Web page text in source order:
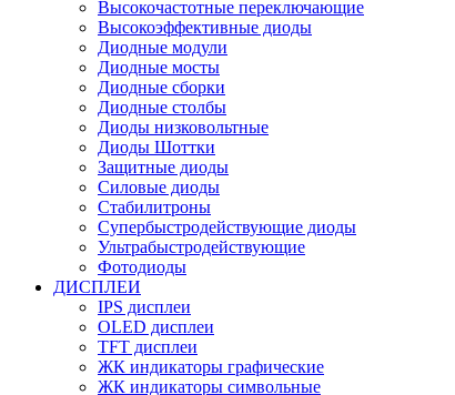
Высокочастотные переключающие
Высокоэффективные диоды
Диодные модули
Диодные мосты
Диодные сборки
Диодные столбы
Диоды низковольтные
Диоды Шоттки
Защитные диоды
Силовые диоды
Стабилитроны
Супербыстродействующие диоды
Ультрабыстродействующие
Фотодиоды
ДИСПЛЕИ
IPS дисплеи
OLED дисплеи
TFT дисплеи
ЖК индикаторы графические
ЖК индикаторы символьные